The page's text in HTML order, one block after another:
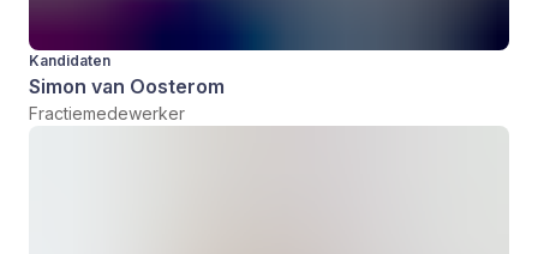
Kandidaten
Simon van Oosterom
Fractiemedewerker